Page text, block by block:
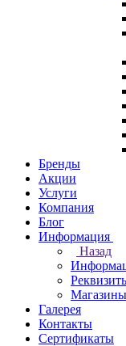
Бренды
Акции
Услуги
Компания
Блог
Информация
Назад
Магазины
Галерея
Контакты
Сертификаты